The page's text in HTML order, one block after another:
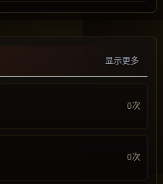
显示更多
0次
0次